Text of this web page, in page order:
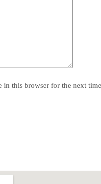
in this browser for the next